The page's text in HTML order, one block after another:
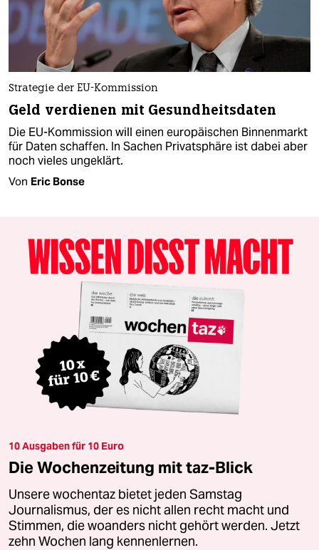
Strategie der EU-Kommission
Geld verdienen mit Gesundheitsdaten
Die EU-Kommission will einen europäischen Binnenmarkt
für Daten schaffen. In Sachen Privatsphäre ist dabei aber
noch vieles ungeklärt.
Von Eric Bonse
10 Ausgaben für 10 Euro
Die Wochenzeitung mit taz-Blick
Unsere wochentaz bietet jeden Samstag
Journalismus, der es nicht allen recht macht und
Stimmen, die woanders nicht gehört werden. Jetzt
zehn Wochen lang kennenlernen.